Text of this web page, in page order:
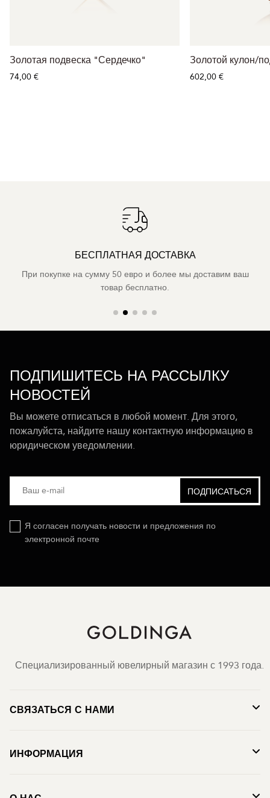
Золотая подвеска "Сердечко"
74,00 €
Золотой кулон/
602,00 €
БЕСПЛАТНАЯ ДОСТАВКА
При покупке на сумму 50 евро и более мы доставим ваш
товар бесплатно.
ПОДПИШИТЕСЬ НА РАССЫЛКУ
НОВОСТЕЙ
Вы можете отписаться в любой момент. Для этого,
пожалуйста, найдите нашу контактную информацию в
юридическом уведомлении.
Я согласен получать новости и предложения по
электронной почте
Специализированный ювелирный магазин с 1993 года.
СВЯЗАТЬСЯ С НАМИ
ИНФОРМАЦИЯ